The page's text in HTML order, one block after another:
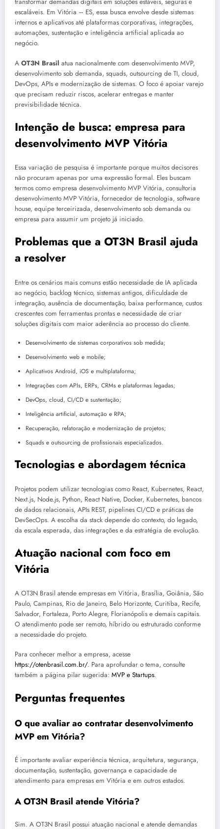
transformar demandas digitais em soluções estáveis, seguras e
escaláveis. Em Vitória – ES, essa busca envolve desde sistemas
internos e aplicativos até plataformas corporativas, integrações,
automações, sustentação e inteligência artificial aplicada ao
negócio.
A OT3N Brasil atua nacionalmente com desenvolvimento MVP,
desenvolvimento sob demanda, squads, outsourcing de TI, cloud,
DevOps, APIs e modernização de sistemas. O foco é apoiar varejo
que precisam reduzir riscos, acelerar entregas e manter
previsibilidade técnica.
Intenção de busca: empresa para
desenvolvimento MVP Vitória
Essa variação de pesquisa é importante porque muitos decisores
não procuram apenas por uma expressão formal. Eles buscam
termos como empresa desenvolvimento MVP Vitória, consultoria
desenvolvimento MVP Vitória, fornecedor de tecnologia, software
house, equipe terceirizada, desenvolvimento sob demanda ou
empresa para assumir um projeto já iniciado.
Problemas que a OT3N Brasil ajuda
a resolver
Entre os cenários mais comuns estão necessidade de IA aplicada
ao negócio, backlog técnico, sistemas antigos, dificuldade de
integração, ausência de documentação, baixa performance, custos
crescentes com ferramentas prontas e necessidade de criar
soluções digitais com maior aderência ao processo do cliente.
Desenvolvimento de sistemas corporativos sob medida;
Desenvolvimento web e mobile;
Aplicativos Android, iOS e multiplataforma;
Integrações com APIs, ERPs, CRMs e plataformas legadas;
DevOps, cloud, CI/CD e sustentação;
Inteligência artificial, automação e RPA;
Recuperação, refatoração e modernização de projetos;
Squads e outsourcing de profissionais especializados.
Tecnologias e abordagem técnica
Projetos podem utilizar tecnologias como React, Kubernetes, React,
Next.js, Node.js, Python, React Native, Docker, Kubernetes, bancos
de dados relacionais, APIs REST, pipelines CI/CD e práticas de
DevSecOps. A escolha da stack depende do contexto, do legado,
da escala esperada, das integrações e da estratégia de evolução.
Atuação nacional com foco em
Vitória
A OT3N Brasil atende empresas em Vitória, Brasília, Goiânia, São
Paulo, Campinas, Rio de Janeiro, Belo Horizonte, Curitiba, Recife,
Salvador, Fortaleza, Porto Alegre, Florianópolis e demais capitais.
O atendimento pode ser remoto, híbrido ou estruturado conforme
a necessidade do projeto.
Para conhecer melhor a empresa, acesse
https://otenbrasil.com.br/. Para aprofundar o tema, consulte
também a página pilar sugerida: MVP e Startups.
Perguntas frequentes
O que avaliar ao contratar desenvolvimento
MVP em Vitória?
É importante avaliar experiência técnica, arquitetura, segurança,
documentação, sustentação, governança e capacidade de
atendimento para empresas em Vitória e em outros estados.
A OT3N Brasil atende Vitória?
Sim. A OT3N Brasil possui atuação nacional e atende demandas